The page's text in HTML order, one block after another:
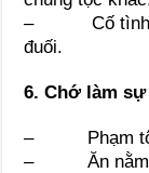
– Cố tình
đuối.
6. Chớ làm
– Phạm tội
– Ăn nằm